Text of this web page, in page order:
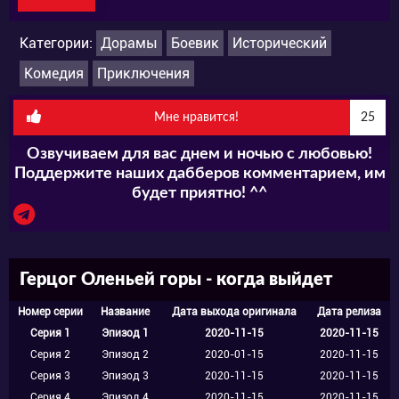
Повзрослев, главный герой решает
отправиться в столицу Китая. На пути он
терпит всевозможные неудачи и
сталкивается с различными трудностями,
одной из которых становиться его
похищение. После молодого человека
где главный герой вынужден притворяться
евнухом.
Со временем Вэй Сяо Бао и император
становятся близкими друзьями. Главный
Категории: Дорамы Боевик
Исторический
Комедия
Приключения
Мне нравится! 25
Озвучиваем для вас днем и ночью с любовью!
Поддержите наших дабберов комментарием, им
будет приятно! ^^
Герцог Оленьей горы - когда выйдет
Номер серии Название Дата выхода оригинала
Дата релиза
Серия 1
Эпизод 1 2020-11-15
2020-11-15
Серия 2
Эпизод 2 2020-01-15
2020-11-15
Серия 3
Эпизод 3 2020-11-15
2020-11-15